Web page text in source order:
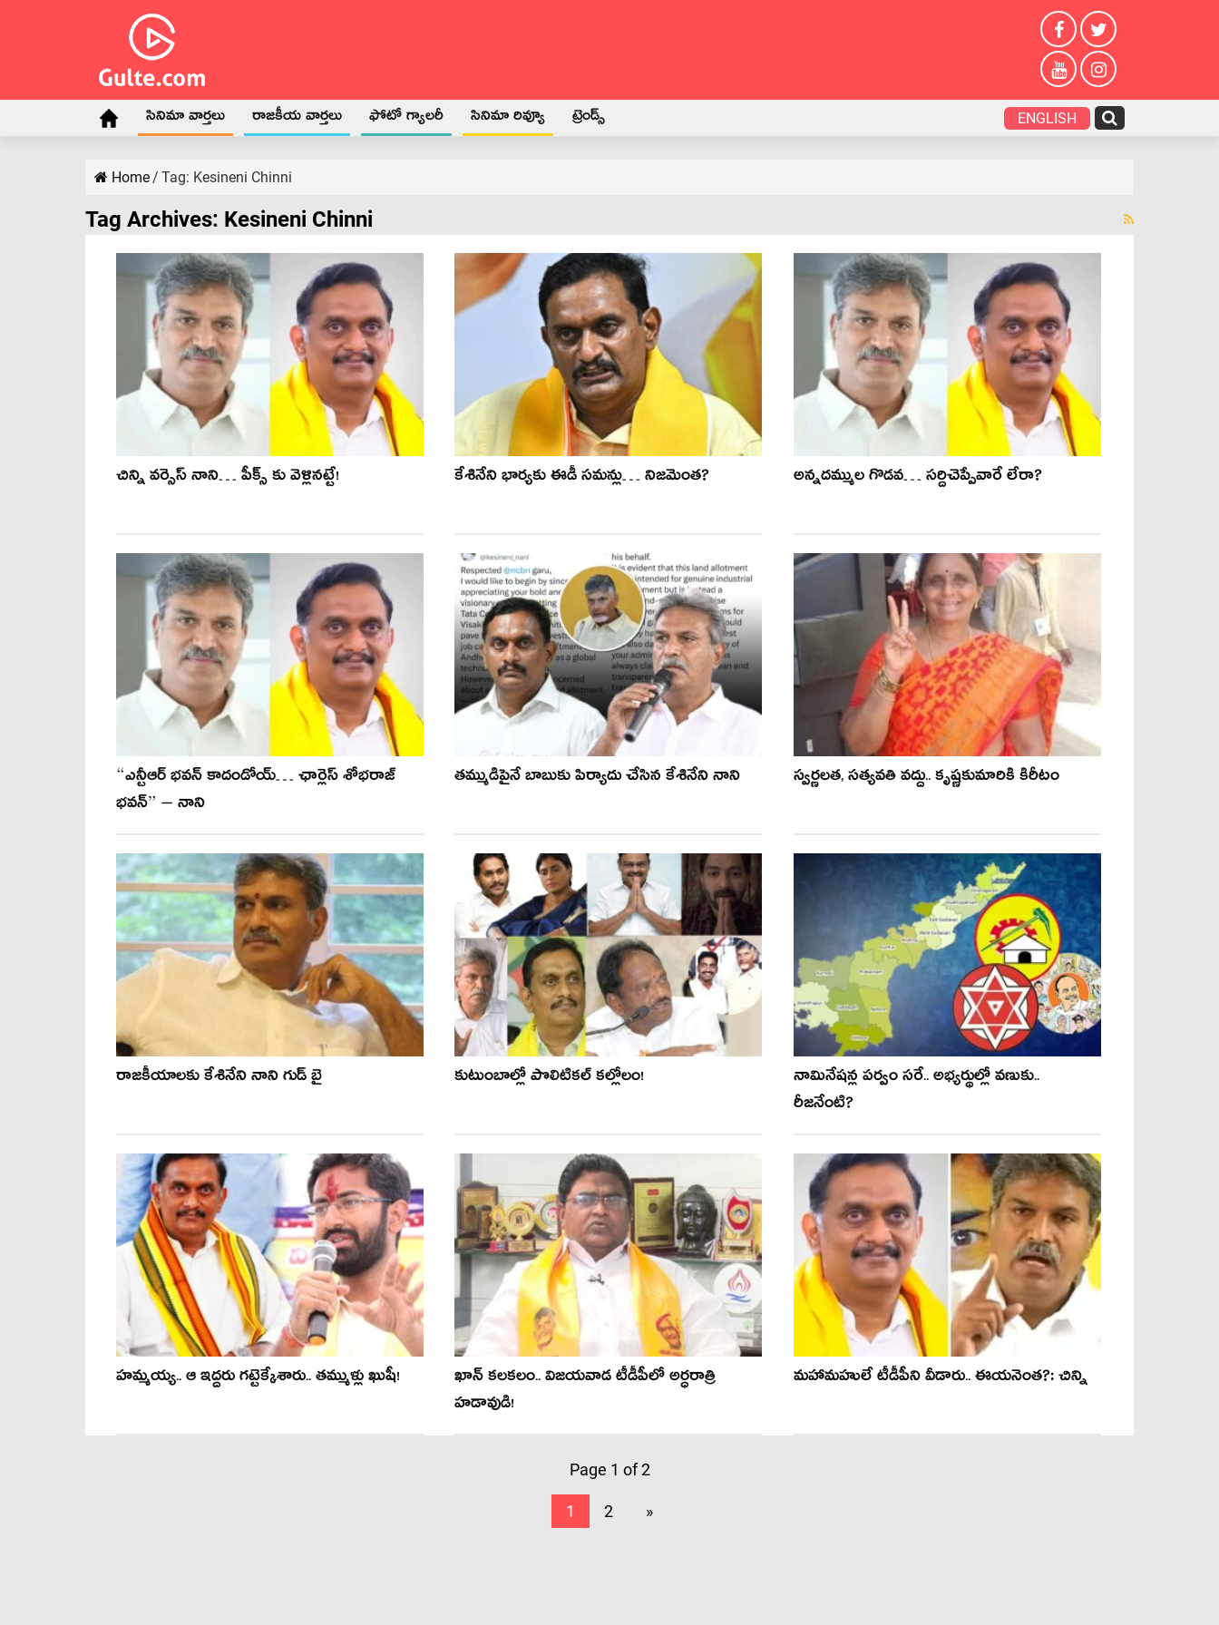
సినిమా వార్తలు రాజకీయ వార్తలు ఫోటో గ్యాలరీ సినిమా రివ్యూ ట్రెండ్స్ ENGLISH
Home/ Tag: Kesineni Chinni
Tag Archives: Kesineni Chinni
చిన్ని వర్సెస్ నాని… పీక్స్ కు వెళ్లినట్టే! కేశినేని భార్యకు ఈడీ సమన్లు… నిజమెంత? అన్నదమ్ముల గొడవ… సర్దిచెప్పేవారే లేరా?
“ఎన్టీఆర్ భవన్ కాదండోయ్… ఛార్లెస్ శోభరాజ్
భవన్‌” – నాని
తమ్ముడిపైనే బాబుకు పిర్యాదు చేసిన కేశినేని నాని స్వర్ణలత, సత్యవతి వద్దు.. కృష్ణకుమారికి కిరీటం
రాజకీయాలకు కేశినేని నాని గుడ్ బై కుటుంబాల్లో పొలిటిక‌ల్‌ క‌ల్లోలం!
నామినేష‌న్ల ప‌ర్వం స‌రే.. అభ్య‌ర్థుల్లో వ‌ణుకు..
రీజ‌నేంటి?
హ‌మ్మ‌య్య‌.. ఆ ఇద్ద‌రు గ‌ట్టెక్కేశారు.. త‌మ్ముళ్లు ఖుషీ!
ఖాన్ క‌ల‌క‌లం.. విజ‌య‌వాడ టీడీపీలో అర్ధ‌రాత్రి
హ‌డావుడి!
మ‌హామ‌హులే టీడీపీని వీడారు.. ఈయ‌నెంత‌?: చిన్ని
Page 1 of 2
1 2 »